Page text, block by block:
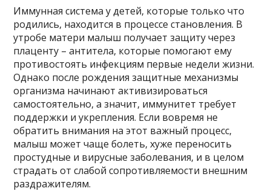
Иммунная система у детей, которые только что
родились, находится в процессе становления. В
утробе матери малыш получает защиту через
плаценту – антитела, которые помогают ему
противостоять инфекциям первые недели жизни.
Однако после рождения защитные механизмы
организма начинают активизироваться
самостоятельно, а значит, иммунитет требует
поддержки и укрепления. Если вовремя не
обратить внимания на этот важный процесс,
малыш может чаще болеть, хуже переносить
простудные и вирусные заболевания, и в целом
страдать от слабой сопротивляемости внешним
раздражителям.